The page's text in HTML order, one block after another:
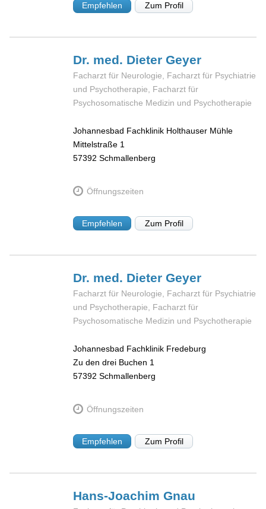
Empfehlen Zum Profil
Dr. med. DieterGeyer
Facharzt für Neurologie, Facharzt für Psychiatrie
und Psychotherapie, Facharzt für
Psychosomatische Medizin und Psychotherapie
Johannesbad Fachklinik Holthauser Mühle
Mittelstraße 1
57392 Schmallenberg
Öffnungszeiten
Empfehlen Zum Profil
Dr. med. DieterGeyer
Facharzt für Neurologie, Facharzt für Psychiatrie
und Psychotherapie, Facharzt für
Psychosomatische Medizin und Psychotherapie
Johannesbad Fachklinik Fredeburg
Zu den drei Buchen 1
57392 Schmallenberg
Öffnungszeiten
Empfehlen Zum Profil
Hans-JoachimGnau